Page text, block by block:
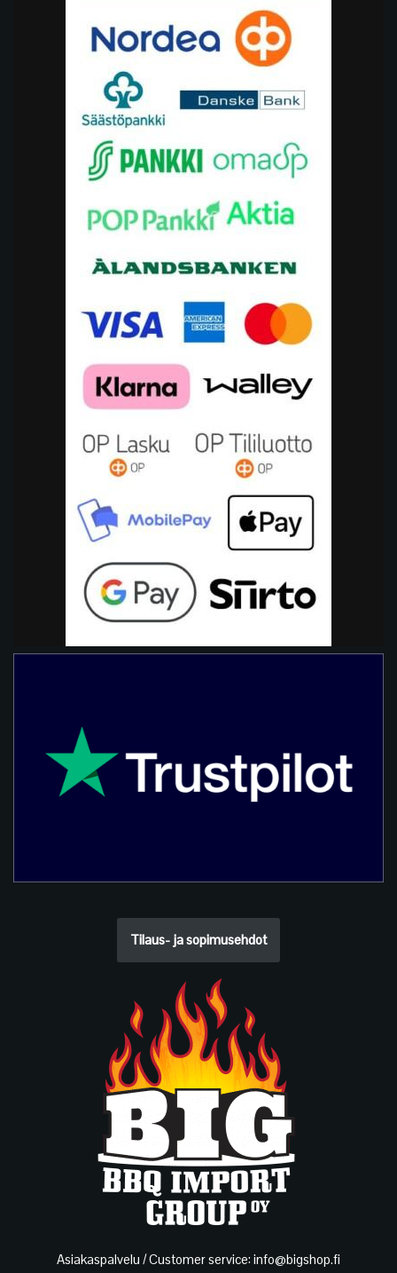
Tilaus- ja sopimusehdot
Asiakaspalvelu / Customer service: info@bigshop.fi